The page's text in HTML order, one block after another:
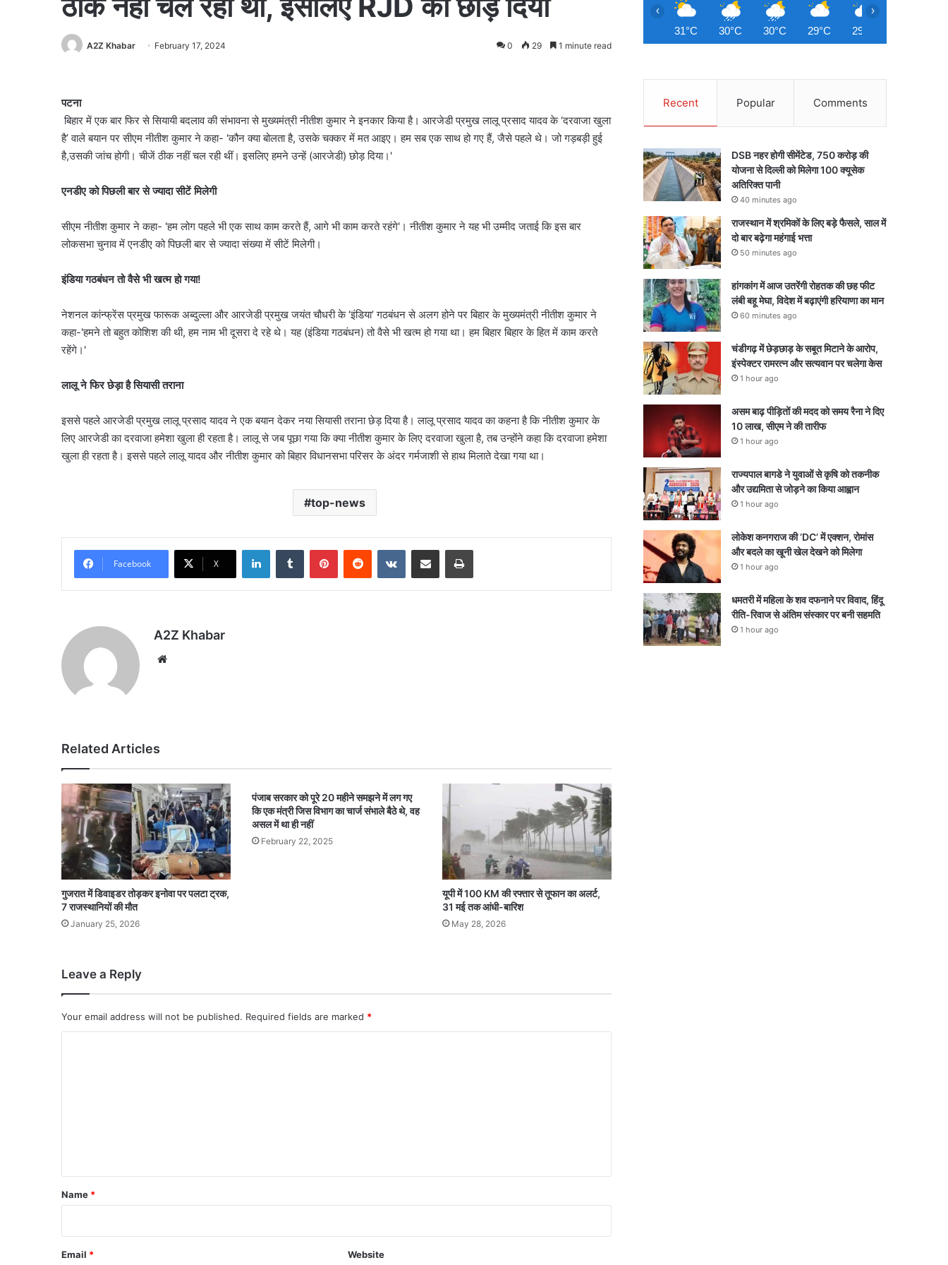
A2Z Khabar February 17, 2024 0 29 1 minute read
पटना
बिहार में एक बार फिर से सियायी बदलाव की संभावना से मुख्यमंत्री नीतीश कुमार ने इनकार किया है। आरजेडी प्रमुख लालू प्रसाद यादव के ‘दरवाजा खुला
है’ वाले बयान पर सीएम नीतीश कुमार ने कहा- 'कौन क्या बोलता है, उसके चक्कर में मत आइए। हम सब एक साथ हो गए हैं, जैसे पहले थे। जो गड़बड़ी हुई
है,उसकी जांच होगी। चीजें ठीक नहीं चल रही थीं। इसलिए हमने उन्हें (आरजेडी) छोड़ दिया।'
एनडीए को पिछली बार से ज्यादा सीटें मिलेगी
सीएम नीतीश कुमार ने कहा- 'हम लोग पहले भी एक साथ काम करते हैं, आगे भी काम करते रहंगे'। नीतीश कुमार ने यह भी उम्मीद जताई कि इस बार
लोकसभा चुनाव में एनडीए को पिछली बार से ज्यादा संख्या में सीटें मिलेगी।
इंडिया गठबंधन तो वैसे भी खत्म हो गया!
नेशनल कांन्फ्रेंस प्रमुख फारूक अब्दुल्ला और आरजेडी प्रमुख जयंत चौधरी के ‘इंडिया’ गठबंधन से अलग होने पर बिहार के मुख्यमंत्री नीतीश कुमार ने
कहा-'हमने तो बहुत कोशिश की थी, हम नाम भी दूसरा दे रहे थे। यह (इंडिया गठबंधन) तो वैसे भी खत्म हो गया था। हम बिहार बिहार के हित में काम करते
रहेंगे।'
लालू ने फिर छेड़ा है सियासी तराना
इससे पहले आरजेडी प्रमुख लालू प्रसाद यादव ने एक बयान देकर नया सियासी तराना छेड़ दिया है। लालू प्रसाद यादव का कहना है कि नीतीश कुमार के
लिए आरजेडी का दरवाजा हमेशा खुला ही रहता है। लालू से जब पूछा गया कि क्या नीतीश कुमार के लिए दरवाजा खुला है, तब उन्होंने कहा कि दरवाजा हमेशा
खुला ही रहता है। इससे पहले लालू यादव और नीतीश कुमार को बिहार विधानसभा परिसर के अंदर गर्मजाशी से हाथ मिलाते देखा गया था।
top-news
Facebook X
LinkedInTumblr PinterestReddit VKontakteShare via Email Print
A2Z Khabar
Related Articles
गुजरात में डिवाइडर तोड़कर इनोवा पर पलटा ट्रक,
7 राजस्थानियों की मौत
January 25, 2026
पंजाब सरकार को पूरे 20 महीने समझने में लग गए
कि एक मंत्री जिस विभाग का चार्ज संभाले बैठे थे, वह
असल में था ही नहीं
February 22, 2025
यूपी में 100 KM की रफ्तार से तूफान का अलर्ट,
31 मई तक आंधी-बारिश
May 28, 2026
Leave a Reply
Your email address will not be published. Required fields are marked *
*
Name *
Email * Website
31°C 30°C 30°C 29°C 29°C
‹ ›
Recent Popular Comments
DSB नहर होगी सीमेंटेड, 750 करोड़ की
योजना से दिल्ली को मिलेगा 100 क्यूसेक
अतिरिक्त पानी
40 minutes ago
राजस्थान में श्रमिकों के लिए बड़े फैसले, साल में
दो बार बढ़ेगा महंगाई भत्ता
50 minutes ago
हांगकांग में आज उतरेंगी रोहतक की छह फीट
लंबी बहू मेघा, विदेश में बढ़ाएंगी हरियाणा का मान
60 minutes ago
चंडीगढ़ में छेड़छाड़ के सबूत मिटाने के आरोप,
इंस्पेक्टर रामरत्न और सत्यवान पर चलेगा केस
1 hour ago
असम बाढ़ पीड़ितों की मदद को समय रैना ने दिए
10 लाख, सीएम ने की तारीफ
1 hour ago
राज्यपाल बागडे ने युवाओं से कृषि को तकनीक
और उद्यमिता से जोड़ने का किया आह्वान
1 hour ago
लोकेश कनगराज की ‘DC’ में एक्शन, रोमांस
और बदले का खूनी खेल देखने को मिलेगा
1 hour ago
धमतरी में महिला के शव दफनाने पर विवाद, हिंदू
रीति-रिवाज से अंतिम संस्कार पर बनी सहमति
1 hour ago